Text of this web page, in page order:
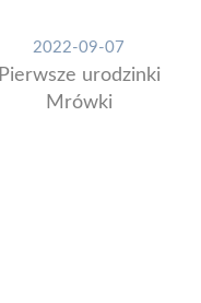
2022-09-07
Pierwsze urodzinki
Mrówki